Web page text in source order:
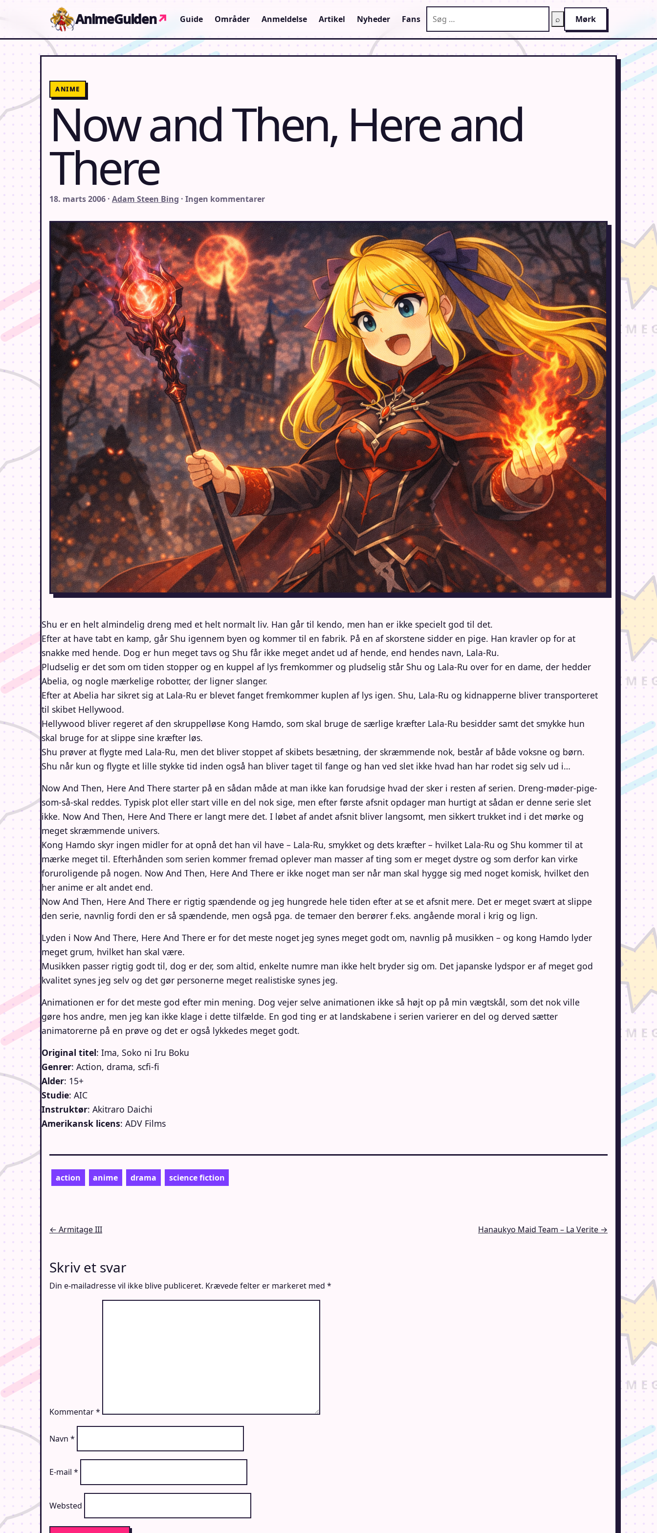
AnimeGuiden↗ Guide Områder Anmeldelse Artikel Nyheder Fans ⌕ Mørk
ANIME
Now and Then, Here and
There
18. marts 2006 · Adam Steen Bing · Ingen kommentarer
Shu er en helt almindelig dreng med et helt normalt liv. Han går til kendo, men han er ikke specielt god til det.
Efter at have tabt en kamp, går Shu igennem byen og kommer til en fabrik. På en af skorstene sidder en pige. Han kravler op for at
snakke med hende. Dog er hun meget tavs og Shu får ikke meget andet ud af hende, end hendes navn, Lala-Ru.
Pludselig er det som om tiden stopper og en kuppel af lys fremkommer og pludselig står Shu og Lala-Ru over for en dame, der hedder
Abelia, og nogle mærkelige robotter, der ligner slanger.
Efter at Abelia har sikret sig at Lala-Ru er blevet fanget fremkommer kuplen af lys igen. Shu, Lala-Ru og kidnapperne bliver transporteret
til skibet Hellywood.
Hellywood bliver regeret af den skruppelløse Kong Hamdo, som skal bruge de særlige kræfter Lala-Ru besidder samt det smykke hun
skal bruge for at slippe sine kræfter løs.
Shu prøver at flygte med Lala-Ru, men det bliver stoppet af skibets besætning, der skræmmende nok, består af både voksne og børn.
Shu når kun og flygte et lille stykke tid inden også han bliver taget til fange og han ved slet ikke hvad han har rodet sig selv ud i…
Now And Then, Here And There starter på en sådan måde at man ikke kan forudsige hvad der sker i resten af serien. Dreng-møder-pige-
som-så-skal reddes. Typisk plot eller start ville en del nok sige, men efter første afsnit opdager man hurtigt at sådan er denne serie slet
ikke. Now And Then, Here And There er langt mere det. I løbet af andet afsnit bliver langsomt, men sikkert trukket ind i det mørke og
meget skræmmende univers.
Kong Hamdo skyr ingen midler for at opnå det han vil have – Lala-Ru, smykket og dets kræfter – hvilket Lala-Ru og Shu kommer til at
mærke meget til. Efterhånden som serien kommer fremad oplever man masser af ting som er meget dystre og som derfor kan virke
foruroligende på nogen. Now And Then, Here And There er ikke noget man ser når man skal hygge sig med noget komisk, hvilket den
her anime er alt andet end.
Now And Then, Here And There er rigtig spændende og jeg hungrede hele tiden efter at se et afsnit mere. Det er meget svært at slippe
den serie, navnlig fordi den er så spændende, men også pga. de temaer den berører f.eks. angående moral i krig og lign.
Lyden i Now And There, Here And There er for det meste noget jeg synes meget godt om, navnlig på musikken – og kong Hamdo lyder
meget grum, hvilket han skal være.
Musikken passer rigtig godt til, dog er der, som altid, enkelte numre man ikke helt bryder sig om. Det japanske lydspor er af meget god
kvalitet synes jeg selv og det gør personerne meget realistiske synes jeg.
Animationen er for det meste god efter min mening. Dog vejer selve animationen ikke så højt op på min vægtskål, som det nok ville
gøre hos andre, men jeg kan ikke klage i dette tilfælde. En god ting er at landskabene i serien varierer en del og derved sætter
animatorerne på en prøve og det er også lykkedes meget godt.
Original titel: Ima, Soko ni Iru Boku
Genrer: Action, drama, scfi-fi
Alder: 15+
Studie: AIC
Instruktør: Akitraro Daichi
Amerikansk licens: ADV Films
action anime drama science fiction
Indlægsnavigation
← Armitage III Hanaukyo Maid Team – La Verite →
Skriv et svar
Din e-mailadresse vil ikke blive publiceret. Krævede felter er markeret med *
Kommentar*
Navn *
E-mail *
Websted